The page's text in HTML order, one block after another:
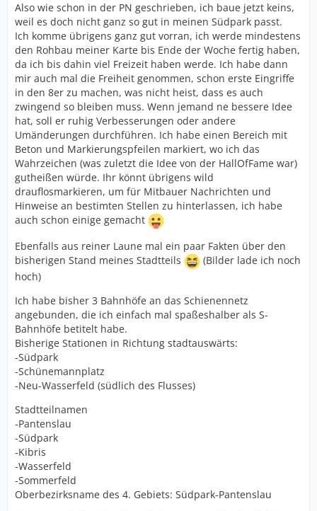
Also wie schon in der PN geschrieben, ich baue jetzt keins,
weil es doch nicht ganz so gut in meinen Südpark passt.
Ich komme übrigens ganz gut vorran, ich werde mindestens
den Rohbau meiner Karte bis Ende der Woche fertig haben,
da ich bis dahin viel Freizeit haben werde. Ich habe dann
mir auch mal die Freiheit genommen, schon erste Eingriffe
in den 8er zu machen, was nicht heist, dass es auch
zwingend so bleiben muss. Wenn jemand ne bessere Idee
hat, soll er ruhig Verbesserungen oder andere
Umänderungen durchführen. Ich habe einen Bereich mit
Beton und Markierungspfeilen markiert, wo ich das
Wahrzeichen (was zuletzt die Idee von der HallOfFame war)
gutheißen würde. Ihr könnt übrigens wild
drauflosmarkieren, um für Mitbauer Nachrichten und
Hinweise an bestimten Stellen zu hinterlassen, ich habe
auch schon einige gemacht
Ebenfalls aus reiner Laune mal ein paar Fakten über den
bisherigen Stand meines Stadtteils
(Bilder lade ich noch
hoch)
Ich habe bisher 3 Bahnhöfe an das Schienennetz
angebunden, die ich einfach mal spaßeshalber als S-
Bahnhöfe betitelt habe.
Bisherige Stationen in Richtung stadtauswärts:
-Südpark
-Schünemannplatz
-Neu-Wasserfeld (südlich des Flusses)
Stadtteilnamen
-Pantenslau
-Südpark
-Kibris
-Wasserfeld
-Sommerfeld
Oberbezirksname des 4. Gebiets: Südpark-Pantenslau